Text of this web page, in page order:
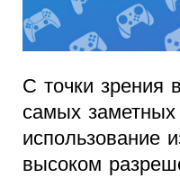
С точки зрения
самых
использование
высоком